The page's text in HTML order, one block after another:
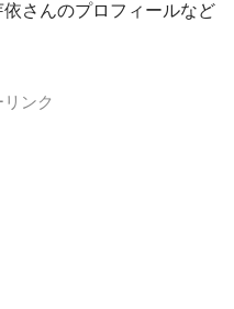
さんのプロフィールなど
ンク